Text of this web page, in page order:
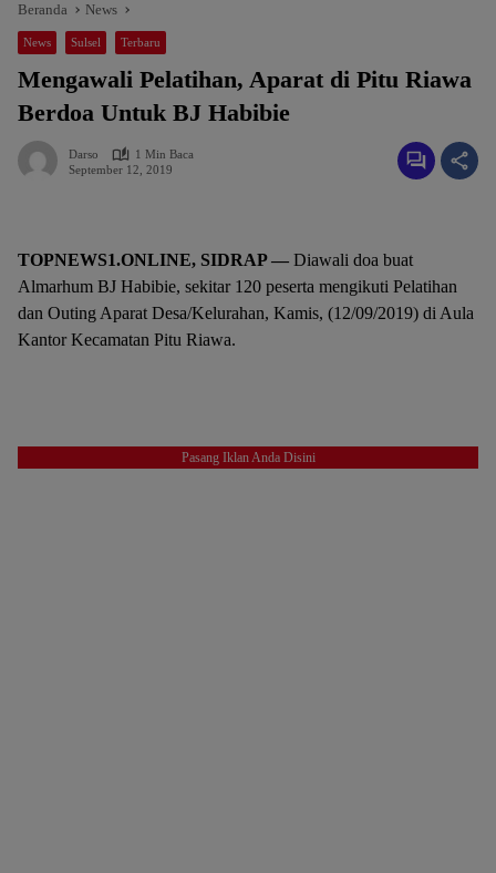
Beranda News
News Sulsel Terbaru
Mengawali Pelatihan, Aparat di Pitu Riawa
Berdoa Untuk BJ Habibie
Darso
1 Min Baca
September 12, 2019
TOPNEWS1.ONLINE, SIDRAP — Diawali doa buat
Almarhum BJ Habibie, sekitar 120 peserta mengikuti Pelatihan
dan Outing Aparat Desa/Kelurahan, Kamis, (12/09/2019) di Aula
Kantor Kecamatan Pitu Riawa.
Pasang Iklan Anda Disini